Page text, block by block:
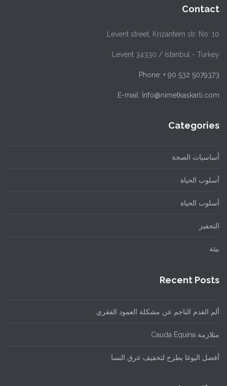
Contact
Levent street, Krizantem str. No: 10,
Levent 34330 / İstanbul - Turkey
Phone: + 90 532 5079373
E-mail: İnfo@nimetkaskarli.com
Categories
أساسيات الصحة
أسلوب الحياة
أسلوب الحياة
التحفيز
بيئة
Recent Posts
ألم القدم الناجم عن مشكلة العمود الفقري
متلازمة Cauda Equina
أفضل اليوغا يطرح لتخفيف عرق النسا